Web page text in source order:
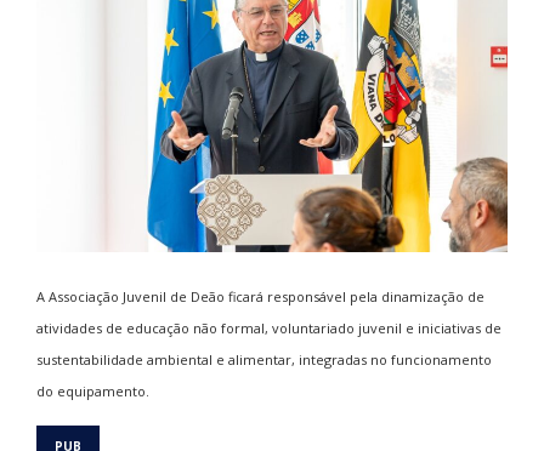
A Associação Juvenil de Deão ficará responsável pela dinamização de
atividades de educação não formal, voluntariado juvenil e iniciativas de
sustentabilidade ambiental e alimentar, integradas no funcionamento
do equipamento.